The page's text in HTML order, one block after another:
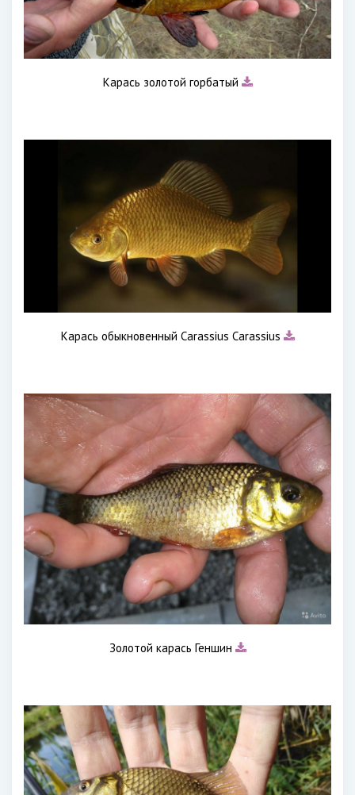
Карась золотой горбатый
Карась обыкновенный Carassius Carassius
Золотой карась Геншин